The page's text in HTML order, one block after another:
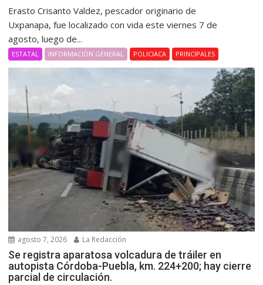
Erasto Crisanto Valdez, pescador originario de
Uxpanapa, fue localizado con vida este viernes 7 de
agosto, luego de...
ESTATAL INFORMACIÓN GENERAL POLICIACA PRINCIPALES
agosto 7, 2026 La Redacción
Se registra aparatosa volcadura de tráiler en
autopista Córdoba-Puebla, km. 224+200; hay cierre
parcial de circulación.